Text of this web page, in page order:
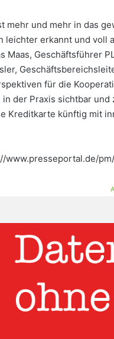
mehr und mehr in das
leichter erkannt und voll
Maas, Geschäftsführer
für die
der Praxis sichtbar
Kreditkarte künftig mit
www.presseportal.de/